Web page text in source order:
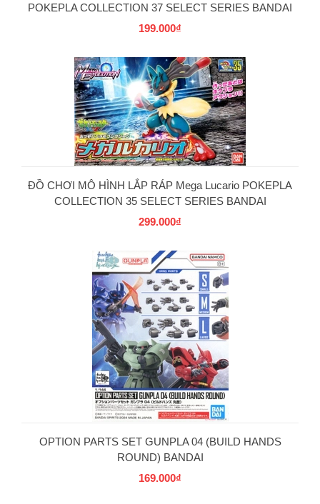
POKEPLA COLLECTION 37 SELECT SERIES BANDAI
199.000₫
ĐỒ CHƠI MÔ HÌNH LẮP RÁP Mega Lucario POKEPLA
COLLECTION 35 SELECT SERIES BANDAI
299.000₫
OPTION PARTS SET GUNPLA 04 (BUILD HANDS
ROUND) BANDAI
169.000₫